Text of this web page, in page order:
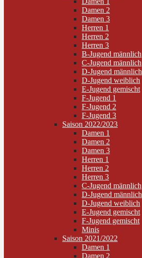
Damen 2
Damen 3
Herren 1
Herren 2
Herren 3
B-Jugend männlich
C-Jugend männlich
D-Jugend männlich
D-Jugend weiblich
E-Jugend gemischt
F-Jugend 1
F-Jugend 2
F-Jugend 3
Saison 2022/2023
Damen 1
Damen 2
Damen 3
Herren 1
Herren 2
Herren 3
C-Jugend männlich
D-Jugend männlich
D-Jugend weiblich
E-Jugend gemischt
F-Jugend gemischt
Minis
Saison 2021/2022
Damen 1
Damen 2